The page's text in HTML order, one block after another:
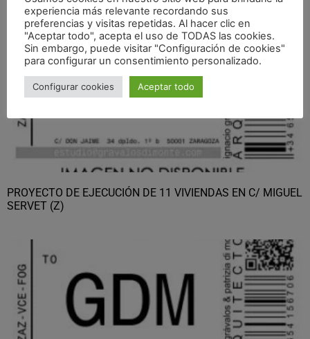
PROYECTO DE EJECUCIÓN DE 11 VIVIENDAS EN C/ MIGUEL
SERVET (Z)
experiencia más relevante recordando sus
preferencias y visitas repetidas. Al hacer clic en
"Aceptar todo", acepta el uso de TODAS las cookies.
Sin embargo, puede visitar "Configuración de cookies"
para configurar un consentimiento personalizado.
Configurar cookies Aceptar todo